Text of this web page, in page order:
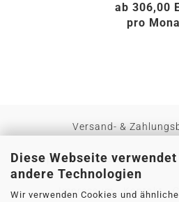
Diese Webseite verwendet
andere Technologien
Wir verwenden Cookies und
ab 306,00
pro
Versand- &
Privatsphäre und Datenschutz
Impressum Kontakt